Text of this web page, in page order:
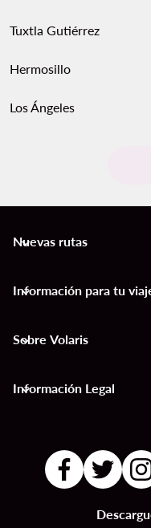
Tuxtla Gutiérrez
Hermosillo
Los Ángeles
Nuevas rutas
keyboard_arrow_down
Información para tu
keyboard_arrow_down
Sobre Volaris
keyboard_arrow_down
Información Legal
keyboard_arrow_down